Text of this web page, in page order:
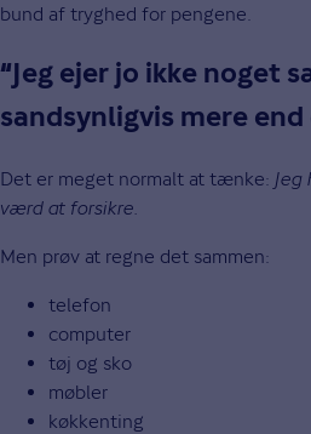
bund af tryghed for pengene.
“Jeg ejer jo ikke noget
sandsynligvis mere
Det er meget normalt at tænke: Jeg
værd at forsikre.
Men prøv at regne det sammen:
telefon
computer
tøj og sko
møbler
køkkenting